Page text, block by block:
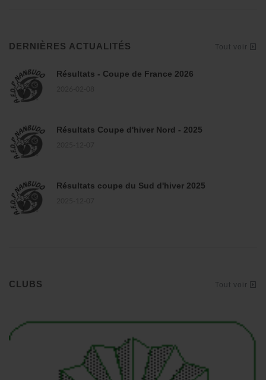
DERNIÈRES ACTUALITÉS Tout voir
Résultats - Coupe de France 2026
Résultats Coupe d'hiver Nord - 2025
Résultats coupe du Sud d'hiver 2025
CLUBS Tout voir